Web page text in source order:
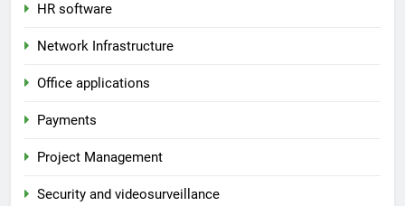
HR software
Network Infrastructure
Office applications
Payments
Project Management
Security and videosurveillance